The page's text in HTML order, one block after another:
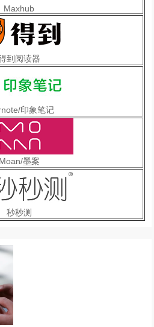
Maxhub
到阅读器
印象笔记
Moan/墨案
秒秒测